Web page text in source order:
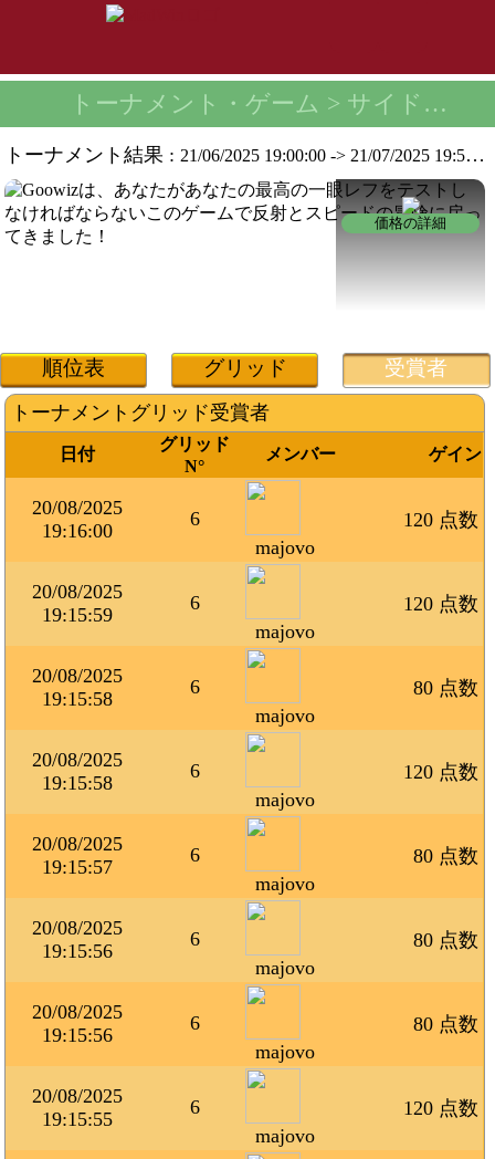
トーナメント・ゲーム > サイドウェイカラーズトーナメント -
トーナメント結果 :21/06/2025 19:00:00 -> 21/07/2025 19:59:59
価格の詳細
順位表 グリッド 受賞者
トーナメントグリッド受賞者
日付
グリッド
N°
メンバー ゲイン
20/08/2025
19:16:00
6
majovo
120 点数
20/08/2025
19:15:59
6
majovo
120 点数
20/08/2025
19:15:58
6
majovo
80 点数
20/08/2025
19:15:58
6
majovo
120 点数
20/08/2025
19:15:57
6
majovo
80 点数
20/08/2025
19:15:56
6
majovo
80 点数
20/08/2025
19:15:56
6
majovo
80 点数
20/08/2025
19:15:55
6
majovo
120 点数